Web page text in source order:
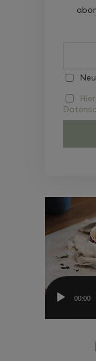
Video-
00:00